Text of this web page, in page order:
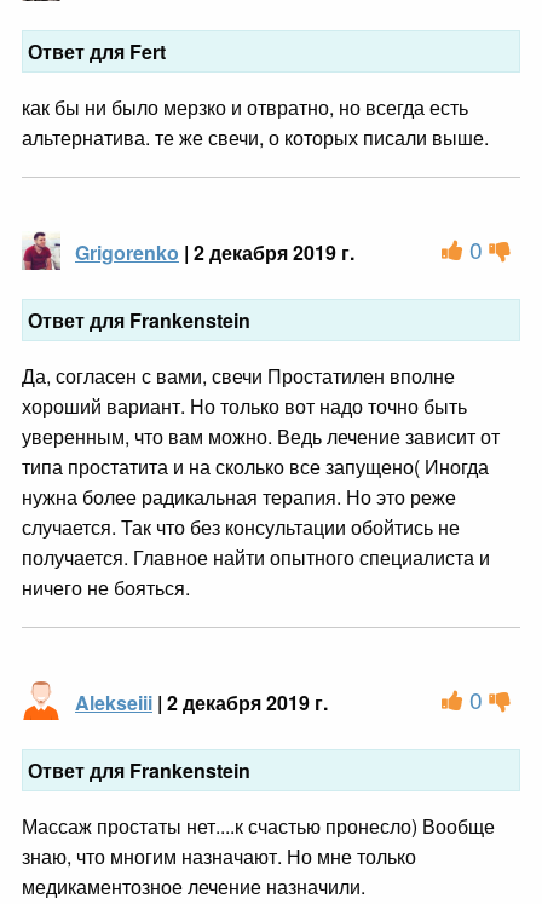
Ответ для Fert
как бы ни было мерзко и отвратно, но всегда есть
альтернатива. те же свечи, о которых писали выше.
Grigorenko | 2 декабря 2019 г. 0
Ответ для Frankenstein
Да, согласен с вами, свечи Простатилен вполне
хороший вариант. Но только вот надо точно быть
уверенным, что вам можно. Ведь лечение зависит от
типа простатита и на сколько все запущено( Иногда
нужна более радикальная терапия. Но это реже
случается. Так что без консультации обойтись не
получается. Главное найти опытного специалиста и
ничего не бояться.
Alekseiii | 2 декабря 2019 г. 0
Ответ для Frankenstein
Массаж простаты нет....к счастью пронесло) Вообще
знаю, что многим назначают. Но мне только
медикаментозное лечение назначили.